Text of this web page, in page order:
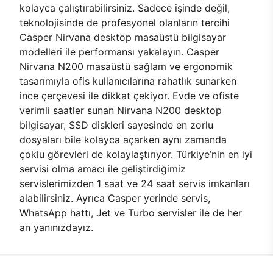
kolayca çalıştırabilirsiniz. Sadece işinde değil,
teknolojisinde de profesyonel olanların tercihi
Casper Nirvana desktop masaüstü bilgisayar
modelleri ile performansı yakalayın. Casper
Nirvana N200 masaüstü sağlam ve ergonomik
tasarımıyla ofis kullanıcılarına rahatlık sunarken
ince çerçevesi ile dikkat çekiyor. Evde ve ofiste
verimli saatler sunan Nirvana N200 desktop
bilgisayar, SSD diskleri sayesinde en zorlu
dosyaları bile kolayca açarken aynı zamanda
çoklu görevleri de kolaylaştırıyor. Türkiye’nin en iyi
servisi olma amacı ile geliştirdiğimiz
servislerimizden 1 saat ve 24 saat servis imkanları
alabilirsiniz. Ayrıca Casper yerinde servis,
WhatsApp hattı, Jet ve Turbo servisler ile de her
an yanınızdayız.